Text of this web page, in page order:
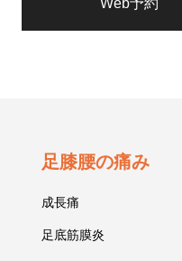
Web予約
足膝腰の痛み
成長痛
足底筋膜炎